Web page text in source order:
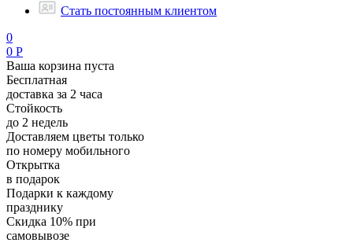
Стать постоянным клиентом
0
0 Р
Ваша корзина пуста
Бесплатная
доставка за 2 часа
Стойкость
до 2 недель
Доставляем цветы только
по номеру мобильного
Открытка
в подарок
Подарки к каждому
празднику
Скидка 10% при
самовывозе